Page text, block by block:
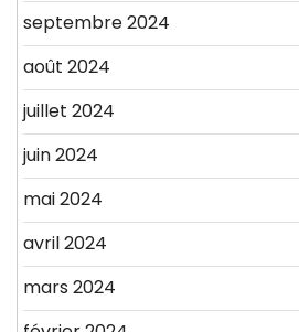
septembre 2024
août 2024
juillet 2024
juin 2024
mai 2024
avril 2024
mars 2024